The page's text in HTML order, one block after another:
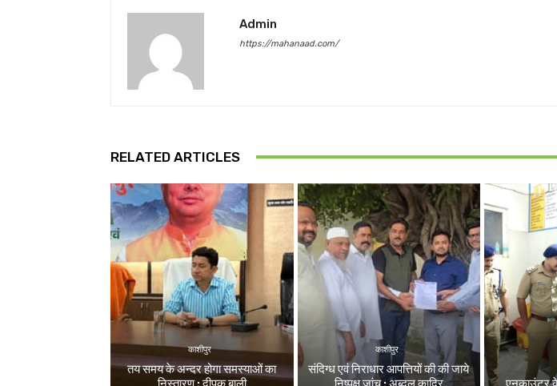
Admin
https://mahanaad.com/
RELATED ARTICLES
काशीपुर
तय समय के अन्दर होगा समस्याओं का
काशीपुर
संदिग्ध एवं निराधार आपत्तियों की की जाये